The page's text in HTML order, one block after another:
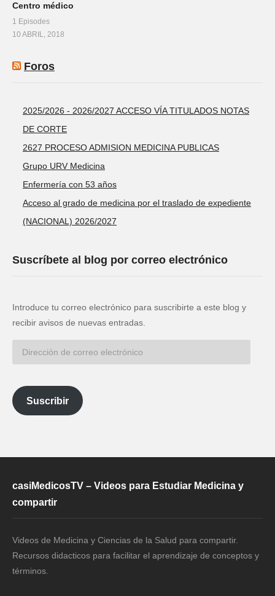
Centro médico
1 Episodes
10 ABRIL, 2018
Foros
2025/2026 - 2026/2027 ACCESO VÍA TITULADOS NOTAS
DE CORTE
2627 PROCESO ADMISION MEDICINA PUBLICAS
Grupo URV Medicina
Enfermería con 53 años
Acceso al grado de medicina por el traslado de expediente
(NACIONAL) 2026/2027
Suscríbete al blog por correo electrónico
Introduce tu correo electrónico para suscribirte a este blog y
recibir avisos de nuevas entradas.
electrónico
Suscribir
casiMedicosTV – Videos para Estudiar Medicina y
compartir
Videos de Medicina y Ciencias de la Salud para compartir.
Recursos didacticos para facilitar el aprendizaje de conceptos y
términos.